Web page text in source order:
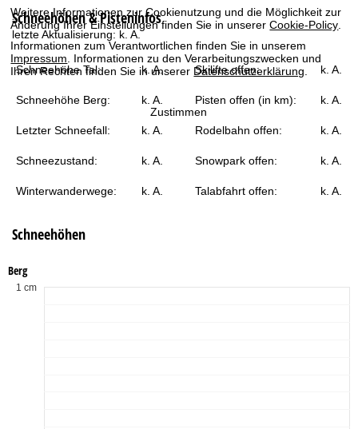
Weitere Informationen zur Cookienutzung und die Möglichkeit zur
Änderung Ihrer Einstellungen finden Sie in unsererCookie-Policy
Informationen zum Verantwortlichen finden Sie in unserem
Impressum . Informationen zu den Verarbeitungszwecken und
Ihren Rechten finden Sie in unserer Datenschutzerklärung
Zustimmen
i
t
Schneehöhen & Pisteninfos
letzte Aktualisierung: k. A.
Schneehöhe Tal: k. A. Skilifte offen: k. A.
Schneehöhe Berg: k. A. Pisten offen (in km): k. A.
Letzter Schneefall: k. A. Rodelbahn offen: k. A.
Schneezustand: k. A. Snowpark offen: k. A.
Winterwanderwege: k. A. Talabfahrt offen: k. A.
Schneehöhen
Berg
1 cm